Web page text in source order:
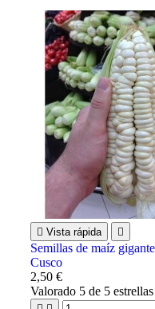
 Vista rápida 
Semillas de maíz
Cusco
2,50 €
Valorado 5 de 5